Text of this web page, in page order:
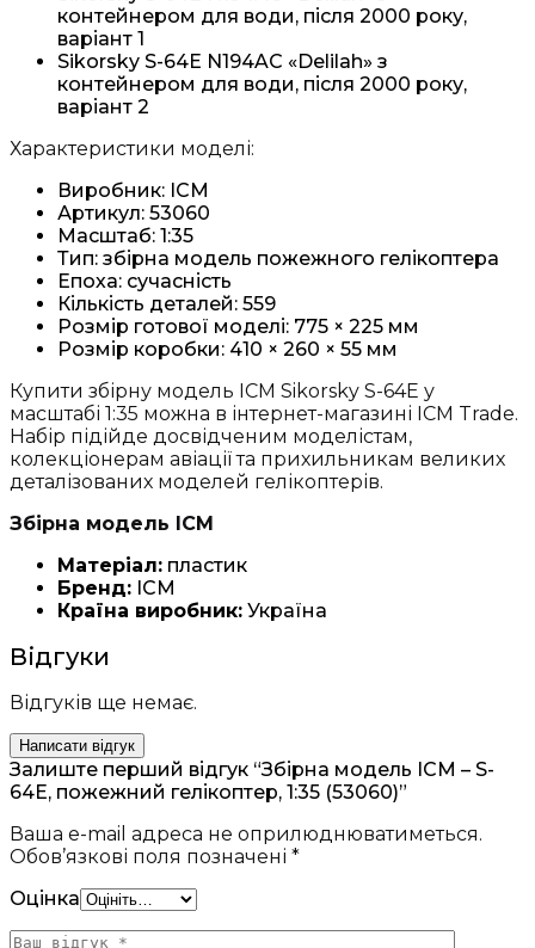
контейнером для води, після 2000 року,
варіант 1
Sikorsky S-64E N194AC «Delilah» з
контейнером для води, після 2000 року,
варіант 2
Характеристики моделі:
Виробник: ICM
Артикул: 53060
Масштаб: 1:35
Тип: збірна модель пожежного гелікоптера
Епоха: сучасність
Кількість деталей: 559
Розмір готової моделі: 775 × 225 мм
Розмір коробки: 410 × 260 × 55 мм
Купити збірну модель ICM Sikorsky S-64E у
масштабі 1:35 можна в інтернет-магазині ICM Trade.
Набір підійде досвідченим моделістам,
колекціонерам авіації та прихильникам великих
деталізованих моделей гелікоптерів.
Збірна модель ICM
Матеріал: пластик
Бренд: ICM
Країна виробник: Україна
Відгуки
Відгуків ще немає.
Написати відгук
Залиште перший відгук “Збірна модель ICM – S-
64E, пожежний гелікоптер, 1:35 (53060)”
Ваша e-mail адреса не оприлюднюватиметься.
Обов’язкові поля позначені *
Оцінка